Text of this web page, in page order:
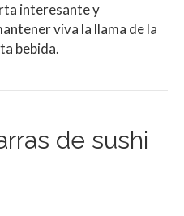
interesante y
viva la llama de la
bebida.
de sushi